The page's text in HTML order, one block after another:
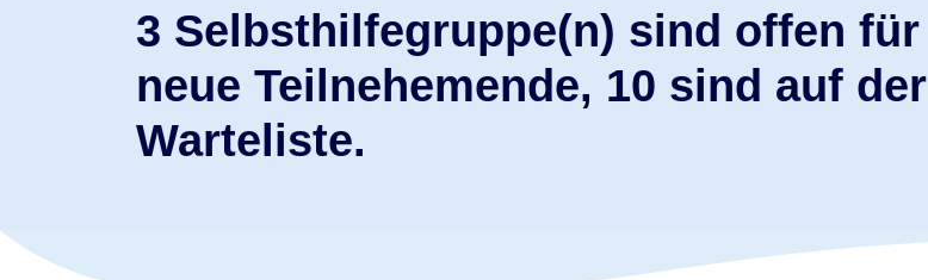
3 Selbsthilfegruppe(n) sind offen für
neue Teilnehemende, 10 sind auf der
Warteliste.